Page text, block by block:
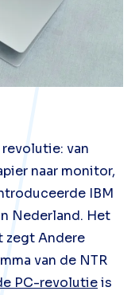
van
naar monitor,
IBM
Nederland. Het
zegt Andere
van de NTR
PC-revolutieis